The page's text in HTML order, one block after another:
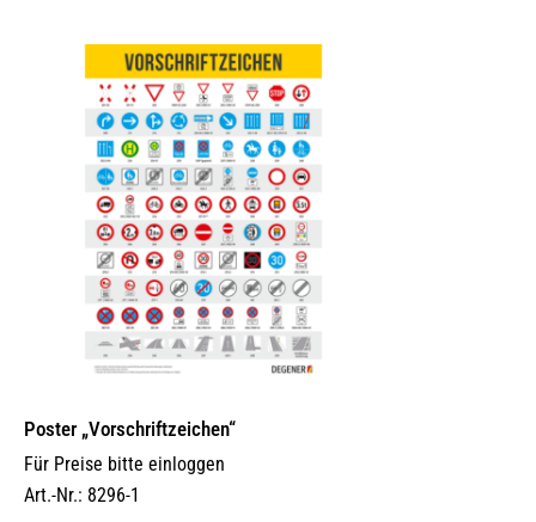
Poster „Vorschriftzeichen“
Für Preise bitte einloggen
Art.-Nr.: 8296-1